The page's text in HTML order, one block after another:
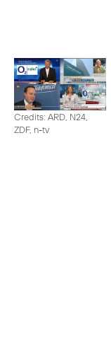
Credits: ARD, N24,
ZDF, n-tv